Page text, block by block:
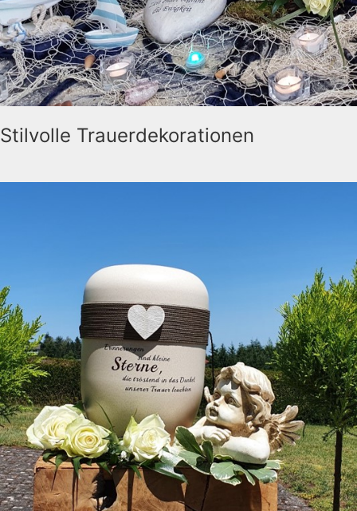
Stilvolle Trauerdekorationen